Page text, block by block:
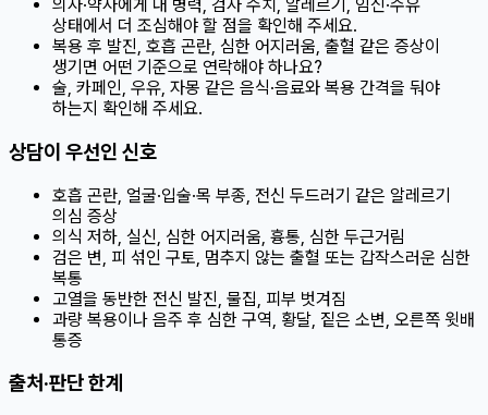
의사·약사에게 내 병력, 검사 수치, 알레르기, 임신·수유
상태에서 더 조심해야 할 점을 확인해 주세요.
복용 후 발진, 호흡 곤란, 심한 어지러움, 출혈 같은 증상이
생기면 어떤 기준으로 연락해야 하나요?
술, 카페인, 우유, 자몽 같은 음식·음료와 복용 간격을 둬야
하는지 확인해 주세요.
상담이 우선인 신호
호흡 곤란, 얼굴·입술·목 부종, 전신 두드러기 같은 알레르기
의심 증상
의식 저하, 실신, 심한 어지러움, 흉통, 심한 두근거림
검은 변, 피 섞인 구토, 멈추지 않는 출혈 또는 갑작스러운 심한
복통
고열을 동반한 전신 발진, 물집, 피부 벗겨짐
과량 복용이나 음주 후 심한 구역, 황달, 짙은 소변, 오른쪽 윗배
통증
출처·판단 한계